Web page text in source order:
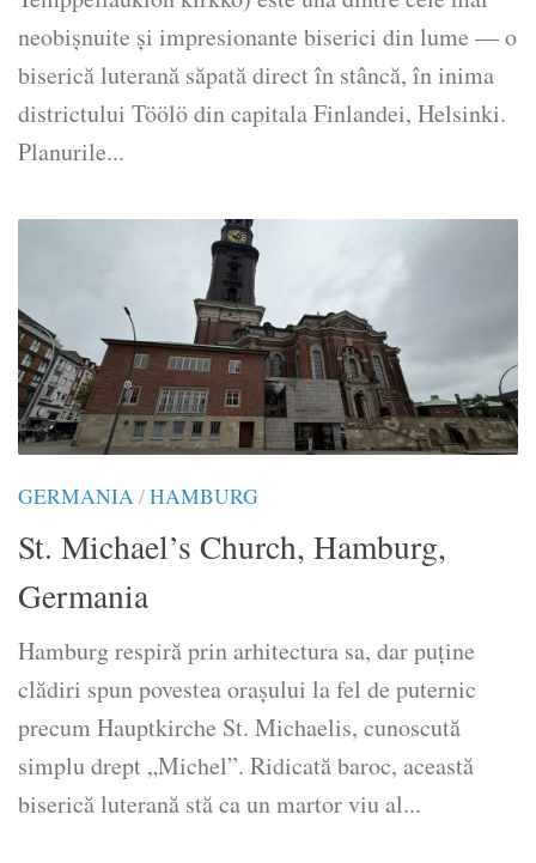
neobișnuite și impresionante biserici din lume — o
biserică luterană săpată direct în stâncă, în inima
districtului Töölö din capitala Finlandei, Helsinki.
Planurile...
GERMANIA/HAMBURG
St. Michael’s Church, Hamburg,
Germania
Hamburg respiră prin arhitectura sa, dar puține
clădiri spun povestea orașului la fel de puternic
precum Hauptkirche St. Michaelis, cunoscută
simplu drept „Michel”. Ridicată baroc, această
biserică luterană stă ca un martor viu al...